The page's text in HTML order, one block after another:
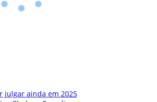
julgar ainda em 2025